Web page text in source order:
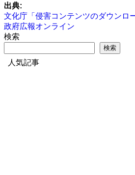
出典:
文化庁「侵害コンテンツのダウンロ
政府広報オンライン
検索
検索
人気記事